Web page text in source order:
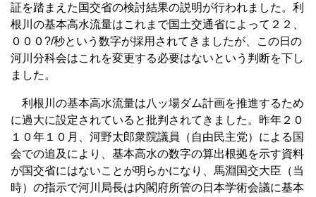
証を踏まえた国交省の検討結果の説明が行われました。利
根川の基本高水流量はこれまで国土交通省によって２２、
０００?/秒という数字が採用されてきましたが、この日の
河川分科会はこれを変更する必要はないという判断を下し
ました。
利根川の基本高水流量は八ッ場ダム計画を推進するため
に過大に設定されていると批判されてきました。昨年２０
１０年１０月、河野太郎衆院議員（自由民主党）による国
会での追及により、基本高水の数字の算出根拠を示す資料
が国交省にはないことが明らかになり、馬淵国交大臣（当
時）の指示で河川局長は内閣府所管の日本学術会議に基本